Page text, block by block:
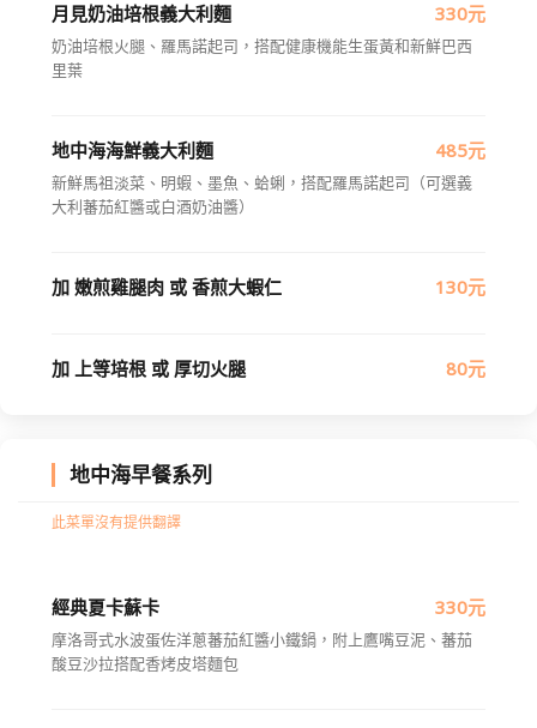
月見奶油培根義大利麵 330元
奶油培根火腿、羅馬諾起司，搭配健康機能生蛋黃和新鮮巴西
里葉
地中海海鮮義大利麵 485元
新鮮馬祖淡菜、明蝦、墨魚、蛤蜊，搭配羅馬諾起司（可選義
大利蕃茄紅醬或白酒奶油醬）
加 嫩煎雞腿肉 或 香煎大蝦仁 130元
加 上等培根 或 厚切火腿 80元
地中海早餐系列
此菜單沒有提供翻譯
經典夏卡蘇卡 330元
摩洛哥式水波蛋佐洋蔥蕃茄紅醬小鐵鍋，附上鷹嘴豆泥、蕃茄
酸豆沙拉搭配香烤皮塔麵包